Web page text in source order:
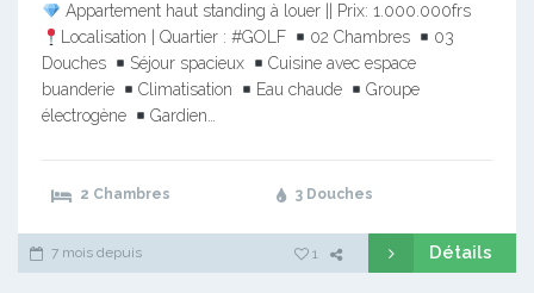
Appartement haut standing à louer || Prix: 1.000.000frs
Localisation | Quartier : #GOLF
02 Chambres
03
Douches
Séjour spacieux
Cuisine avec espace
buanderie
Climatisation Eau chaude
Groupe
électrogène
Gardien…
2 Chambres 3 Douches
7 mois depuis 1 Détails